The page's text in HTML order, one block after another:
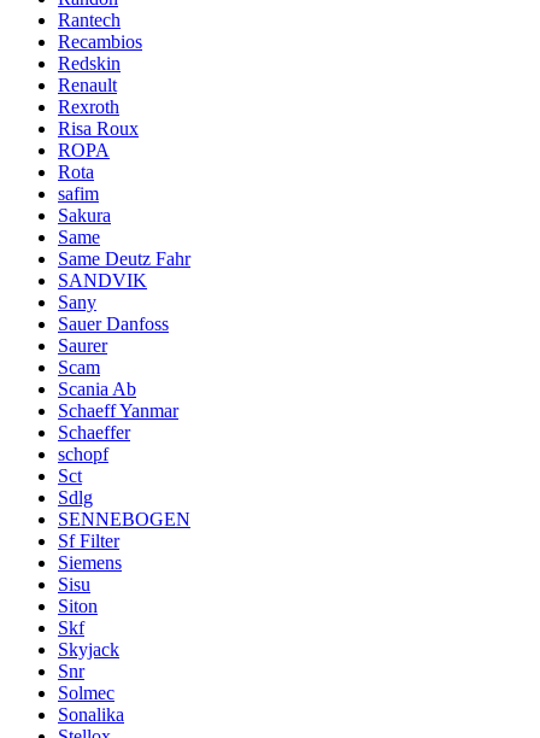
Rantech
Recambios
Redskin
Renault
Rexroth
Risa Roux
ROPA
Rota
safim
Sakura
Same
Same Deutz Fahr
SANDVIK
Sany
Sauer Danfoss
Saurer
Scam
Scania Ab
Schaeff Yanmar
Schaeffer
schopf
Sct
Sdlg
SENNEBOGEN
Sf Filter
Siemens
Sisu
Siton
Skf
Skyjack
Snr
Solmec
Sonalika